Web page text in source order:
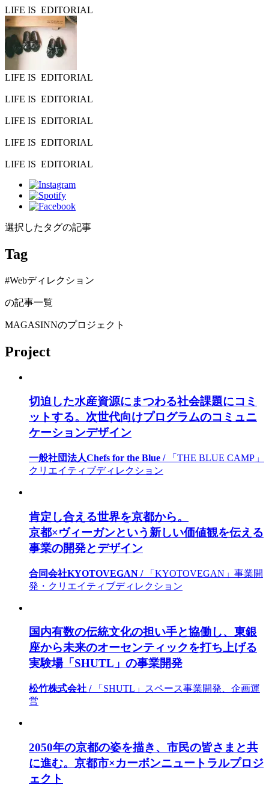
LIFE IS EDITORIAL
LIFE IS EDITORIAL
LIFE IS EDITORIAL
LIFE IS EDITORIAL
LIFE IS EDITORIAL
LIFE IS EDITORIAL
選択したタグの記事
Tag
#Webディレクション
の記事一覧
MAGASINNのプロジェクト
Project
切迫した水産資源にまつわる社会課題にコミ
ットする。次世代向けプログラムのコミュニ
ケーションデザイン
一般社団法人Chefs for the Blue /
「THE BLUE CAMP」
クリエイティブディレクション
肯定し合える世界を京都から。
京都×ヴィーガンという新しい価値観を伝える
事業の開発とデザイン
合同会社KYOTOVEGAN /
「KYOTOVEGAN」事業開
発・クリエイティブディレクション
国内有数の伝統文化の担い手と協働し、東銀
座から未来のオーセンティックを打ち上げる
実験場「SHUTL」の事業開発
松竹株式会社 /
「SHUTL」スペース事業開発、企画運
営
2050年の京都の姿を描き、市民の皆さまと共
に進む。京都市×カーボンニュートラルプロジ
ェクト